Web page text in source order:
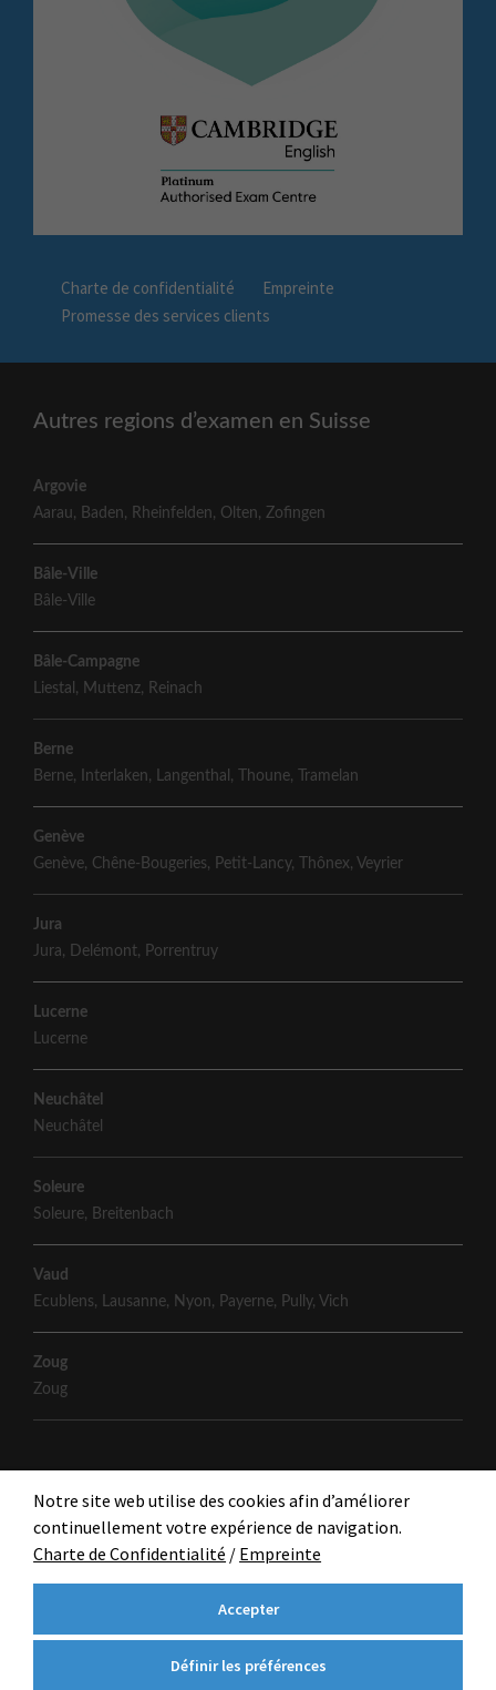
Charte de confidentialité
Empreinte
Promesse des services clients
Autres regions d’examen en Suisse
Argovie
Aarau, Baden, Rheinfelden, Olten,Zofingen
Bâle-Ville
Bâle-Ville
Bâle-Campagne
Liestal , Muttenz, Reinach
Berne
Berne, Interlaken, Langenthal , Thoune, Tramelan
Genève
Genève, Chêne-Bougeries, Petit-Lancy, Thônex, Veyrier
Jura
Jura, Delémont, Porrentruy
Lucerne
Lucerne
Neuchâtel
Neuchâtel
Soleure
Soleure, Breitenbach
Vaud
Ecublens, Lausanne, Nyon, Payerne, Pully, Vich
Zoug
Zoug
Notre site web utilise des cookies afin d’améliorer
continuellement votre expérience de navigation.
Charte de Confidentialité / Empreinte
Accepter
Définir les préférences